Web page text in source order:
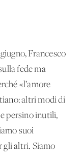
, Francesco
fede ma
«l’amore
altri modi di
persino inutili,
suoi
gli altri. Siamo